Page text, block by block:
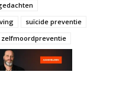
suïcide preventie
zelfmoordpreventie